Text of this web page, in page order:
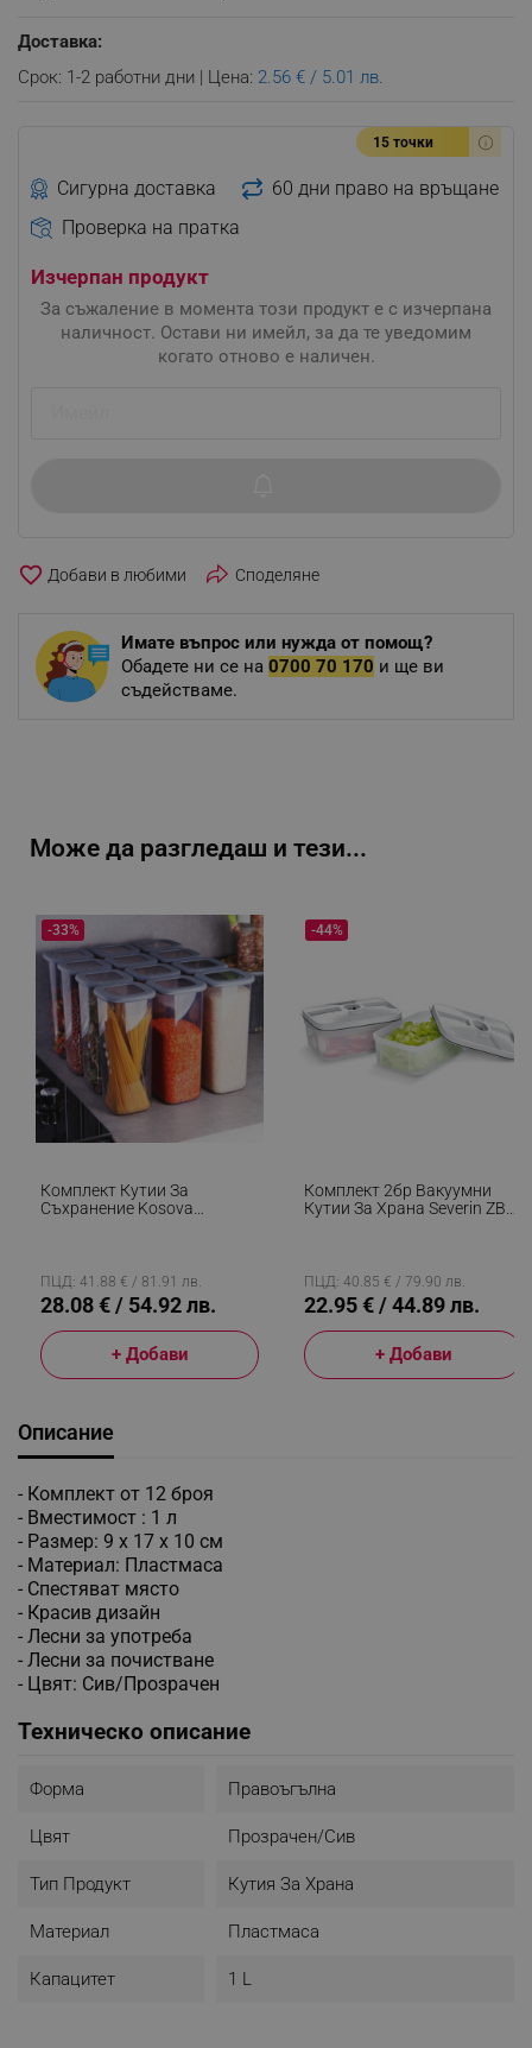
Доставка:
Срок: 1-2 работни дни | Цена: 2.56 € / 5.01 лв.
15 точки
Сигурна доставка
60 дни право на връщане
Проверка на пратка
Изчерпан продукт
За съжаление в момента този продукт е с изчерпана
наличност. Остави ни имейл, за да те уведомим
когато отново е наличен.
favorite_border Споделяне
Имате въпрос или нужда от помощ?
Обадете ни се на 0700 70 170 и ще ви
съдействаме.
Може да разгледаш и тези...
Комплект Кутии За
Съхранение Kosova
-33%
ПЦД: 41.88 € / 81.91 лв.
28.08 € / 54.92 лв.
+ Добави
Комплект 2бр Вакуумни
Кутии За Храна Severin ZB
-44%
ПЦД: 40.85 € / 79.90 лв.
22.95 € / 44.89 лв.
+ Добави
Описание
- Комплект от 12 броя
- Вместимост : 1 л
- Размер: 9 x 17 x 10 см
- Материал: Пластмаса
- Спестяват място
- Красив дизайн
- Лесни за употреба
- Лесни за почистване
- Цвят: Сив/Прозрачен
Техническо описание
Форма Правоъгълна
Цвят Прозрачен/Сив
Тип Продукт Кутия За Храна
Материал Пластмаса
Капацитет 1 L